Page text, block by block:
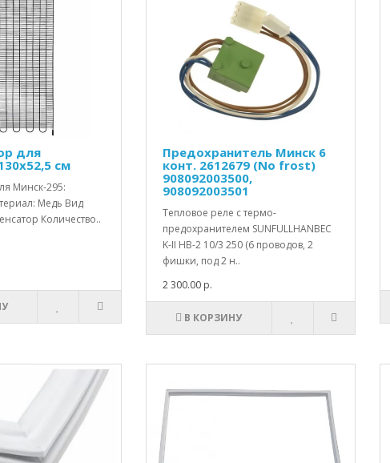
для
см
Минск-295:
Медь Вид
Количество..
Предохранитель Минск 6
конт. 2612679 (No frost)
908092003500,
908092003501
Тепловое реле с термо-
предохранителем SUNFULLHANBEC
K-II HB-2 10/3 250 (6 проводов, 2
фишки, под 2 н..
2 300.00 р.
В КОРЗИНУ